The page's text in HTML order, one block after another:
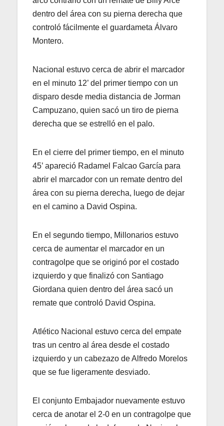
dentro del área con su pierna derecha que
controló fácilmente el guardameta Álvaro
Montero.
Nacional estuvo cerca de abrir el marcador
en el minuto 12’ del primer tiempo con un
disparo desde media distancia de Jorman
Campuzano, quien sacó un tiro de pierna
derecha que se estrelló en el palo.
En el cierre del primer tiempo, en el minuto
45’ apareció Radamel Falcao García para
abrir el marcador con un remate dentro del
área con su pierna derecha, luego de dejar
en el camino a David Ospina.
En el segundo tiempo, Millonarios estuvo
cerca de aumentar el marcador en un
contragolpe que se originó por el costado
izquierdo y que finalizó con Santiago
Giordana quien dentro del área sacó un
remate que controló David Ospina.
Atlético Nacional estuvo cerca del empate
tras un centro al área desde el costado
izquierdo y un cabezazo de Alfredo Morelos
que se fue ligeramente desviado.
El conjunto Embajador nuevamente estuvo
cerca de anotar el 2-0 en un contragolpe que